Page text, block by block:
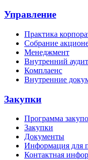
Управление
Практика
Собрание
Менеджмент
Внутренний аудит
Комплаенс
Внутренние
Закупки
Программа
Закупки
Документы
Информация для
Контактная